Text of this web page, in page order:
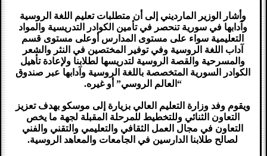
وأشار الوزير المارديني إلى أن متطلبات تعليم اللغة الروسية
وآدابها في سورية تنحصر في تأمين الكوادر التدريسية والمواد
التعليمية سواء على مستوى المدارس أوعلى مستوى قسم
آداب اللغة الروسية وفي توفير المختصين في النثر والشعر
والمسرحية والقصة الروسية لتدريسها لطلابنا ولإعادة تأهيل
الكوادر السورية المتخصصة باللغة الروسية وآدابها عبر صندوق
“العالم الروسي” أو غيره.
ويقوم وفد وزارة التعليم العالي بزيارة إلى موسكو بهدف تعزيز
التعاون الثنائي وللتخطيط للمرحلة المقبلة لجهة ما يخص
التعاون في مجال العمل الثقافي والتعليمي والتقني والفني
لصالح طلابنا الدارسين في الجامعات والمعاهد الروسية.